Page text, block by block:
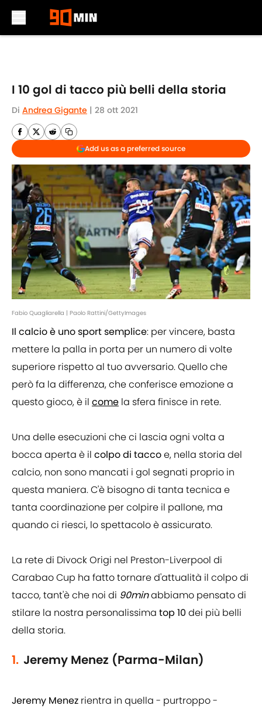
I 10 gol di tacco più belli della storia
Di Andrea Gigante | 28 ott 2021
Add us as a preferred source
Fabio Quagliarella | Paolo Rattini/GettyImages
Il calcio è uno sport semplice: per vincere, basta
mettere la palla in porta per un numero di volte
superiore rispetto al tuo avversario. Quello che
però fa la differenza, che conferisce emozione a
questo gioco, è il come la sfera finisce in rete.
Una delle esecuzioni che ci lascia ogni volta a
bocca aperta è il colpo di taccoe, nella storia del
calcio, non sono mancati i gol segnati proprio in
questa maniera. C'è bisogno di tanta tecnica e
tanta coordinazione per colpire il pallone, ma
quando ci riesci, lo spettacolo è assicurato.
La rete di Divock Origi nel Preston-Liverpool di
Carabao Cup ha fatto tornare d'attualità il colpo di
tacco, tant'è che noi di 90minabbiamo pensato di
stilare la nostra personalissima top 10 dei più belli
della storia.
1. Jeremy Menez (Parma-Milan)
Jeremy Menez rientra in quella - purtroppo -